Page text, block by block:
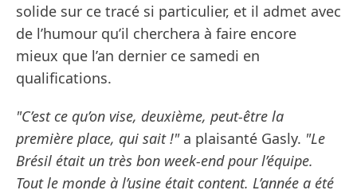
solide sur ce tracé si particulier, et il admet avec
de l’humour qu’il cherchera à faire encore
mieux que l’an dernier ce samedi en
qualifications.
"C’est ce qu’on vise, deuxième, peut-être la
première place, qui sait !" a plaisanté Gasly. "Le
Brésil était un très bon week-end pour l’équipe.
Tout le monde à l’usine était content. L’année a été